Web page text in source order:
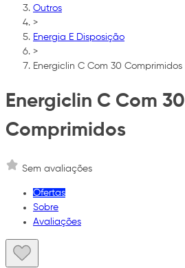
Outros
>
Energia E Disposição
>
Energiclin C Com 30 Comprimidos
Energiclin C Com 30
Comprimidos
Sem avaliações
Ofertas
Sobre
Avaliações